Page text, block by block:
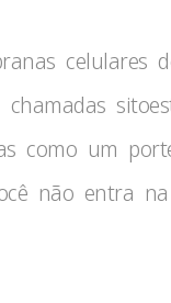
celulares
como um
não entra na